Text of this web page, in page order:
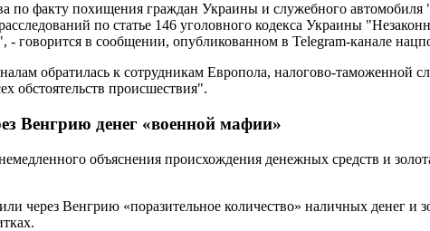
по факту похищения граждан Украины и служебного
по статье 146 уголовного кодекса Украины
- говорится в сообщении, опубликованном в Telegram-канале
обратилась к сотрудникам Европола, налогово-таможенной
обстоятельств происшествия".
Венгрию денег «военной мафии»
объяснения происхождения денежных средств и
через Венгрию «поразительное количество» наличных денег и